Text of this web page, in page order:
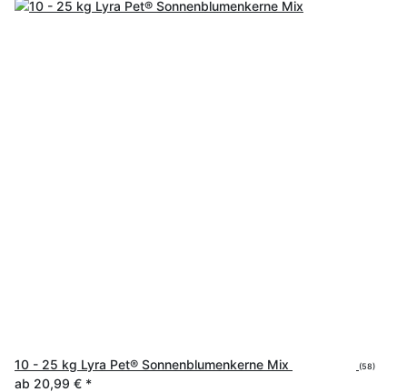
10 - 25 kg Lyra Pet® Sonnenblumenkerne Mix (58)
ab 20,99 € *